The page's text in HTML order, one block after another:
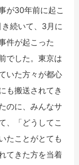
が30年前に起こ
続いて、3月に
件が起こった
でした。東京は
いた方々が都心
も搬送されてき
のに、みんなサ
、「どうしてこ
たことがとても
てきた方を当着